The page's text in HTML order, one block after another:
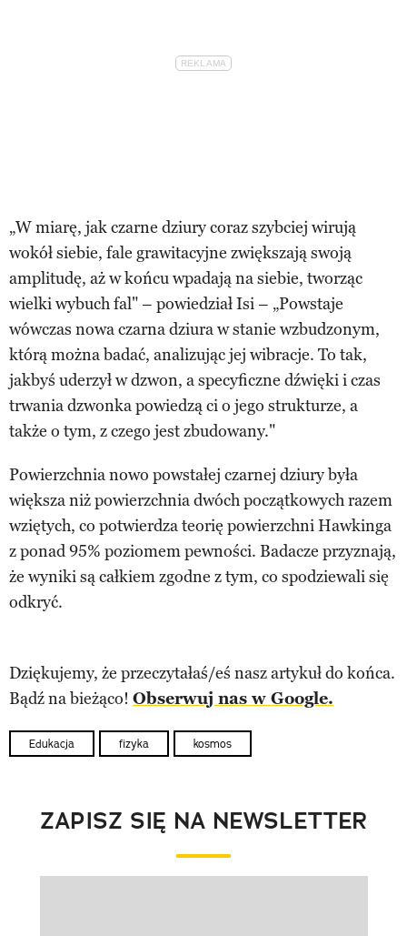
„W miarę, jak czarne dziury coraz szybciej wirują
wokół siebie, fale grawitacyjne zwiększają swoją
amplitudę, aż w końcu wpadają na siebie, tworząc
wielki wybuch fal" – powiedział Isi – „Powstaje
wówczas nowa czarna dziura w stanie wzbudzonym,
którą można badać, analizując jej wibracje. To tak,
jakbyś uderzył w dzwon, a specyficzne dźwięki i czas
trwania dzwonka powiedzą ci o jego strukturze, a
także o tym, z czego jest zbudowany."
Powierzchnia nowo powstałej czarnej dziury była
większa niż powierzchnia dwóch początkowych razem
wziętych, co potwierdza teorię powierzchni Hawkinga
z ponad 95% poziomem pewności. Badacze przyznają,
że wyniki są całkiem zgodne z tym, co spodziewali się
odkryć.
Dziękujemy, że przeczytałaś/eś nasz artykuł do końca.
Bądź na bieżąco! Obserwuj nas w Google.
Edukacja fizyka kosmos
ZAPISZ SIĘ NA NEWSLETTER